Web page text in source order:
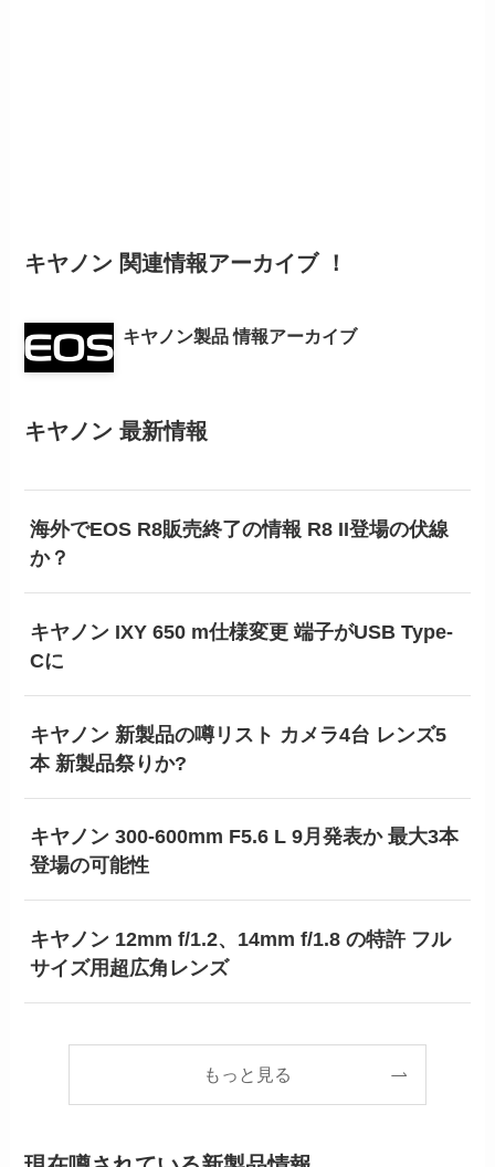
キヤノン 関連情報アーカイブ ！
キヤノン製品 情報アーカイブ
キヤノン 最新情報
海外でEOS R8販売終了の情報 R8 II登場の伏線
か？
キヤノン IXY 650 m仕様変更 端子がUSB Type-
Cに
キヤノン 新製品の噂リスト カメラ4台 レンズ5
本 新製品祭りか?
キヤノン 300-600mm F5.6 L 9月発表か 最大3本
登場の可能性
キヤノン 12mm f/1.2、14mm f/1.8 の特許 フル
サイズ用超広角レンズ
もっと見る